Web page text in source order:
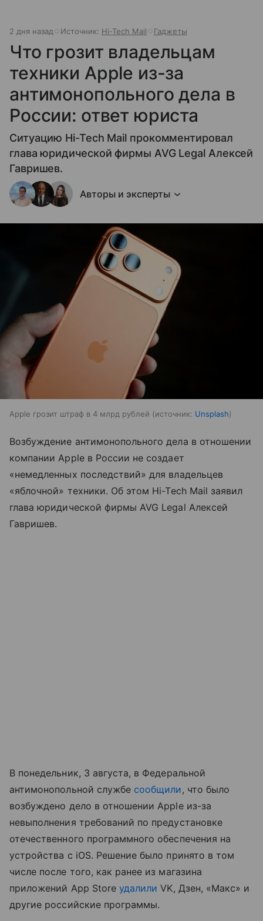
2 дня назад Источник: Hi-Tech Mail Гаджеты
Что грозит владельцам
техники Apple из-за
антимонопольного дела в
России: ответ юриста
Ситуацию Hi-Tech Mail прокомментировал
глава юридической фирмы AVG Legal Алексей
Гавришев.
Авторы и эксперты
Apple грозит штраф в 4 млрд рублей источник: Unsplash
Возбуждение антимонопольного дела в отношении
компании Apple в России не создает
«немедленных последствий» для владельцев
«яблочной» техники. Об этом Hi-Tech Mail заявил
глава юридической фирмы AVG Legal Алексей
Гавришев.
В понедельник, 3 августа, в Федеральной
антимонопольной службе сообщили , что было
возбуждено дело в отношении Apple из-за
невыполнения требований по предустановке
отечественного программного обеспечения на
устройства с iOS. Решение было принято в том
числе после того, как ранее из магазина
приложений App Storeудалили VK, Дзен, «Макс» и
другие российские программы.